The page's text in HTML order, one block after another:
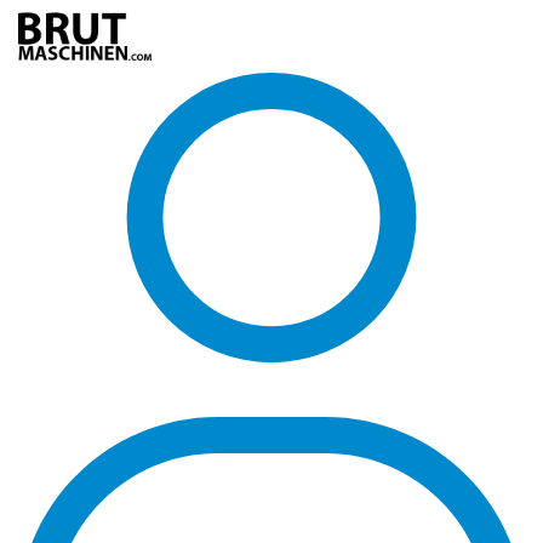
Direkt
zum
Inhalt